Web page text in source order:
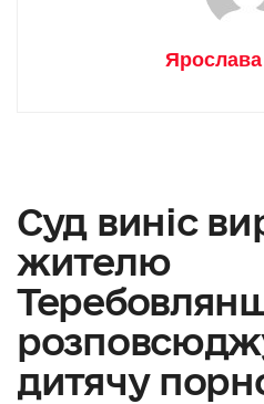
Ярослава
Суд виніс
жителю
дитячу